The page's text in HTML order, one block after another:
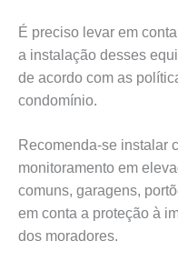
É preciso levar em
a instalação desses
de acordo com as
condomínio.
Recomenda-se instalar
monitoramento em
comuns, garagens,
em conta a proteção à
dos moradores.